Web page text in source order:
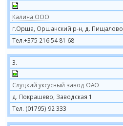
Калина ООО
г.Орша, Оршанский р-н, д. Пищалово
Тел.+375 216 54 81 68
3.
Слуцкий уксусный завод ОАО
д. Покрашево, Заводская 1
Тел. (01795) 92 333